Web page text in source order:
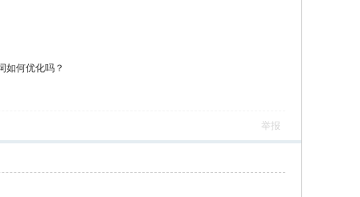
如何优化吗？
举报